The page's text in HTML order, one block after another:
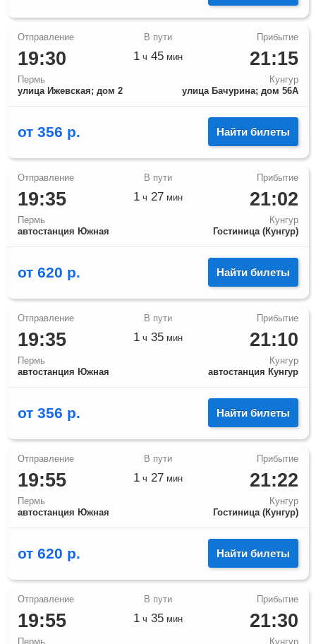
19:30
Пермь
улица Ижевская; дом 2
21:15
Кунгур
улица Бачурина; дом 56А
1 ч 45 мин
от 356 р. Найти билеты
19:35
Пермь
автостанция Южная
21:02
Кунгур
Гостиница (Кунгур)
1 ч 27 мин
от 620 р. Найти билеты
19:35
Пермь
автостанция Южная
21:10
Кунгур
автостанция Кунгур
1 ч 35 мин
от 356 р. Найти билеты
19:55
Пермь
автостанция Южная
21:22
Кунгур
Гостиница (Кунгур)
1 ч 27 мин
от 620 р. Найти билеты
19:55
Пермь
21:30
Кунгур
1 ч 35 мин